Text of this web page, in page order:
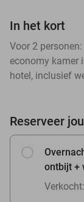
In het kort
Voor 2
economy kamer
hotel, inclusief
Reserveer
ontbijt +